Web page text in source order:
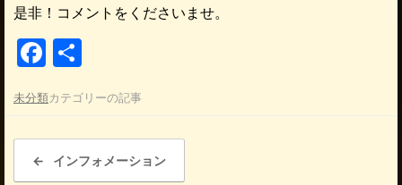
是非！コメントをくださいませ。
F
c
e
b
未分類カテゴリーの記事
投稿ナビゲーション
← インフォメーション